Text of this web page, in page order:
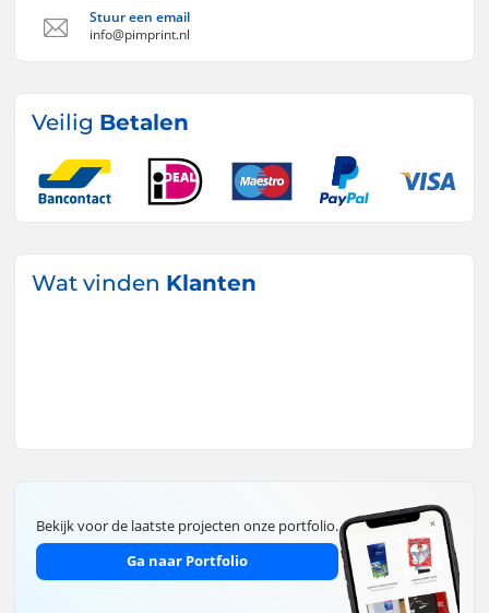
Stuur een email
info@pimprint.nl
Veilig Betalen
Wat vinden Klanten
Bekijk voor de laatste projecten onze portfolio.
Ga naar Portfolio